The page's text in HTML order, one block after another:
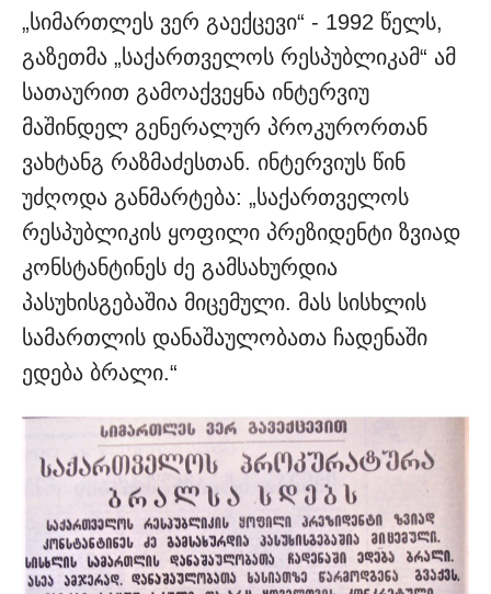
„სიმართლეს ვერ გაექცევი“ - 1992 წელს,
გაზეთმა „საქართველოს რესპუბლიკამ“ ამ
სათაურით გამოაქვეყნა ინტერვიუ
მაშინდელ გენერალურ პროკურორთან
ვახტანგ რაზმაძესთან. ინტერვიუს წინ
უძღოდა განმარტება: „საქართველოს
რესპუბლიკის ყოფილი პრეზიდენტი ზვიად
კონსტანტინეს ძე გამსახურდია
პასუხისგებაშია მიცემული. მას სისხლის
სამართლის დანაშაულობათა ჩადენაში
ედება ბრალი.“